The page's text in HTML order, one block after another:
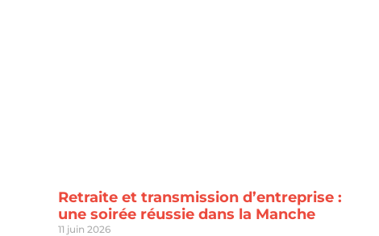
Retraite et transmission d’entreprise :
une soirée réussie dans la Manche
11 juin 2026